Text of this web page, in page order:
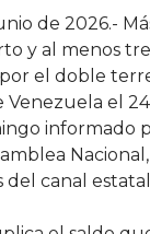
de 2026.-
y al menos
el doble
el
informado
del canal